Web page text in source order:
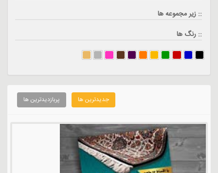
:: زیر مجموعه ها
:: رنگ ها
جدیدترین ها پربازدیدترین ها